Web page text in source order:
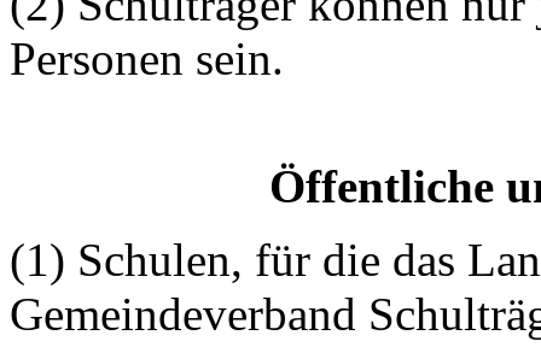
Personen sein.
Öffentliche
(1) Schulen, für die das
Gemeindeverband